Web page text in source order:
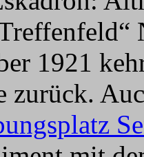
1921
zurück.